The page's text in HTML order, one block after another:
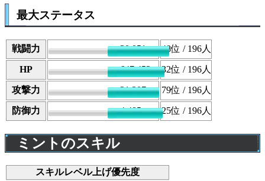
最大ステータス
戦闘力 20,051 48位 / 196人
HP 647,453 32位 / 196人
攻撃力 21,307 79位 / 196人
防御力 4,485 25位 / 196人
ミントのスキル
スキルレベル上げ優先度